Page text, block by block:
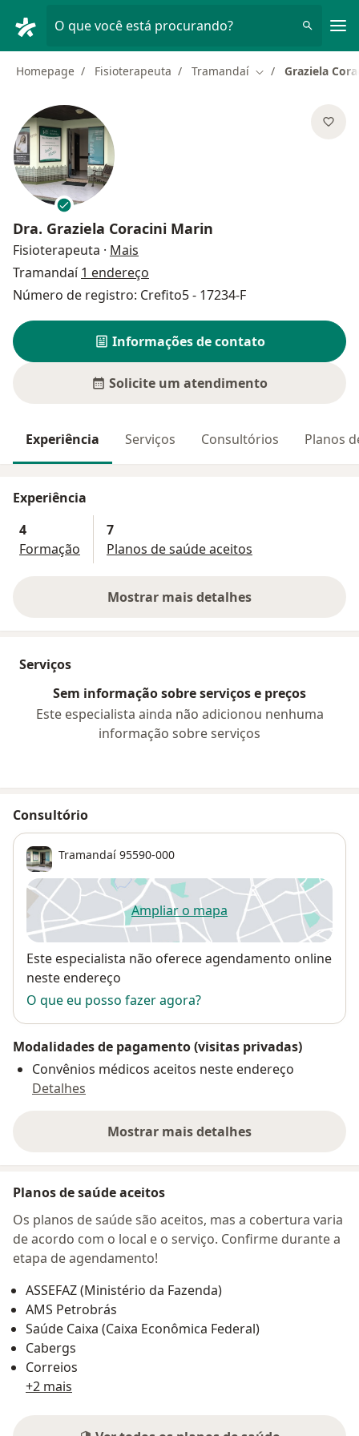
O que você está procurando?
Homepage Fisioterapeuta Tramandaí Mudar de cidade
Graziela
Dra. Graziela Coracini Marin
Fisioterapeuta · Mais
Tramandaí1 endereço
Número de registro: Crefito5 - 17234-F
Informações de contato
Solicite um atendimento
Experiência Serviços Consultórios Planos
Experiência
4
Formação
7
Planos de saúde aceitos
Mostrar mais detalhes
sobre a experiência
Serviços
Sem informação sobre serviços e preços
Este especialista ainda não adicionou nenhuma
informação sobre serviços
Consultório
Tramandaí 95590-000
Ampliar o mapaabre num novo separador
Disponibilidade
Este especialista não oferece agendamento online
neste endereço
O que eu posso fazer agora?
Modalidades de pagamento (visitas privadas)
Convênios médicos aceitos neste endereço
Detalhes
Mostrar mais detalhes
sobre o endereço
Planos de saúde aceitos
Os planos de saúde são aceitos, mas a cobertura varia
de acordo com o local e o serviço. Confirme durante a
etapa de agendamento!
ASSEFAZ (Ministério da Fazenda)
AMS Petrobrás
Saúde Caixa (Caixa Econômica Federal)
Cabergs
Correios
+2 mais